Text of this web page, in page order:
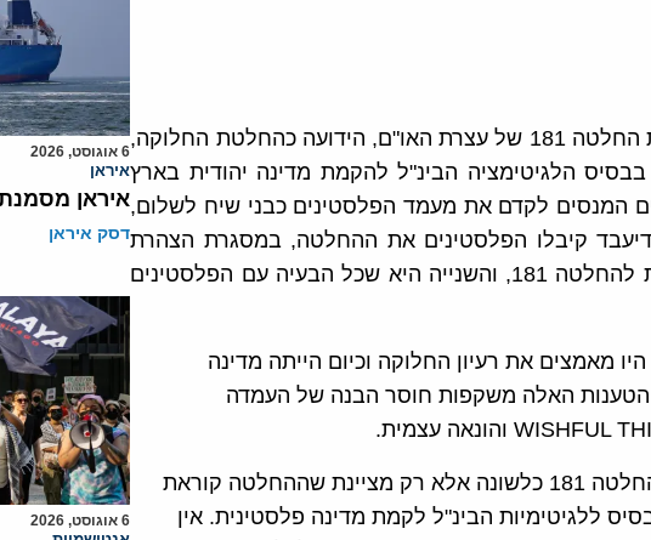
הערבים ככלל והפלסטינים בפרט דחו נחרצות את החלטה 181 של עצרת האו"ם, הידועה כהחלטת החלוקה,
הלגיטימציה הבינ"ל להקמת מדינה יהודית בארץ
המנסים לקדם את מעמד הפלסטינים כבני שיח לשלום,
קיבלו הפלסטינים את ההחלטה, במסגרת הצהרת
העצמאות שלהם מ-15 נובמבר 1988, המתייחסת להחלטה 181, והשנייה היא שכל הבעיה עם הפלסטינים
מאמצים את רעיון החלוקה וכיום הייתה מדינה
האלה משקפות חוסר הבנה של העמדה
הכרזת העצמאות הפלסטינית איננה מאמצת את החלטה 181 כלשונה אלא רק מציינת שההחלטה קוראת
ללגיטימיות הבינ"ל לקמת מדינה פלסטינית. אין
6 אוגוסט, 2026
איראן
איראן
דסק איראן
6 אוגוסט, 2026